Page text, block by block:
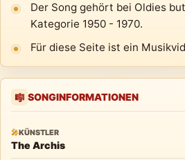
Der Song gehört bei Oldies
Kategorie 1950 - 1970.
Für diese Seite ist ein
🎼 SONGINFORMATIONEN
🎤KÜNSTLER
The Archis